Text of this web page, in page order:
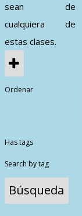
sean de
cualquiera de
estas clases.
Ordenar
Has tags
Search by tag